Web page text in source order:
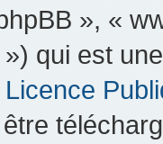
», «
qui est
Licence